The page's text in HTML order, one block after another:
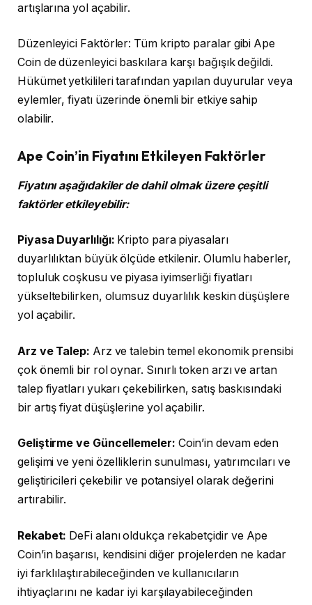
artışlarına yol açabilir.
Düzenleyici Faktörler: Tüm kripto paralar gibi Ape
Coin de düzenleyici baskılara karşı bağışık değildi.
Hükümet yetkilileri tarafından yapılan duyurular veya
eylemler, fiyatı üzerinde önemli bir etkiye sahip
olabilir.
Ape Coin’in Fiyatını Etkileyen Faktörler
Fiyatını aşağıdakiler de dahil olmak üzere çeşitli
faktörler etkileyebilir:
Piyasa Duyarlılığı: Kripto para piyasaları
duyarlılıktan büyük ölçüde etkilenir. Olumlu haberler,
topluluk coşkusu ve piyasa iyimserliği fiyatları
yükseltebilirken, olumsuz duyarlılık keskin düşüşlere
yol açabilir.
Arz ve Talep: Arz ve talebin temel ekonomik prensibi
çok önemli bir rol oynar. Sınırlı token arzı ve artan
talep fiyatları yukarı çekebilirken, satış baskısındaki
bir artış fiyat düşüşlerine yol açabilir.
Geliştirme ve Güncellemeler: Coin’in devam eden
gelişimi ve yeni özelliklerin sunulması, yatırımcıları ve
geliştiricileri çekebilir ve potansiyel olarak değerini
artırabilir.
Rekabet: DeFi alanı oldukça rekabetçidir ve Ape
Coin’in başarısı, kendisini diğer projelerden ne kadar
iyi farklılaştırabileceğinden ve kullanıcıların
ihtiyaçlarını ne kadar iyi karşılayabileceğinden